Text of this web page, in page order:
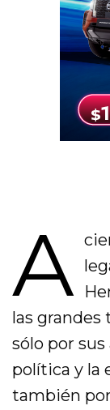
A
las grandes
sólo por
política y la
también